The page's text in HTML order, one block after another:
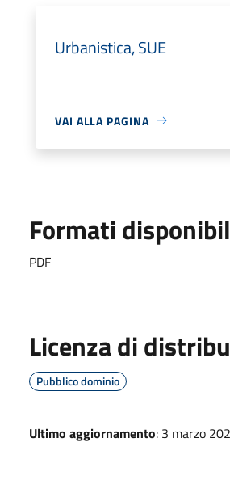
Urbanistica, SUE
VAI ALLA PAGINA
Formati
PDF
Licenza di
Pubblico dominio
Ultimo aggiornamento: 3 marzo